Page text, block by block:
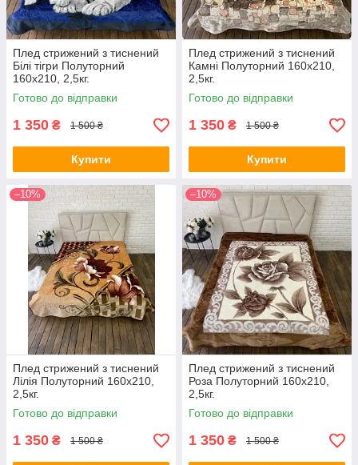
Плед стрижений з тиснений
Білі тігри Полуторний
160х210, 2,5кг.
Готово до відправки
1 350 ₴ 1 500 ₴
Купити
Плед стрижений з тиснений
Камні Полуторний 160х210,
2,5кг.
Готово до відправки
1 350 ₴ 1 500 ₴
Купити
–10%
Плед стрижений з тиснений
Лілія Полуторний 160х210,
2,5кг.
Готово до відправки
1 350 ₴ 1 500 ₴
–10%
Плед стрижений з тиснений
Роза Полуторний 160х210,
2,5кг.
Готово до відправки
1 350 ₴ 1 500 ₴